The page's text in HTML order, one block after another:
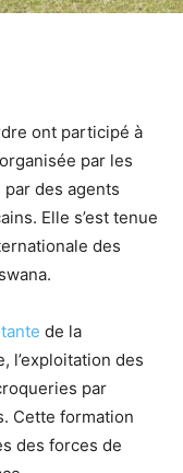
ont participé à
par les
des agents
Elle s’est tenue
des
de la
l’exploitation des
par
Cette formation
des forces de